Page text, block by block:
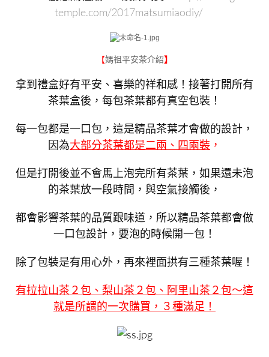
temple.com/2017matsumiaodiy/
【媽祖平安茶介紹】
拿到禮盒好有平安、喜樂的祥和感！接著打開所有
茶葉盒後，每包茶葉都有真空包裝！
每一包都是一口包，這是精品茶葉才會做的設計，
因為大部分茶葉都是二兩、四兩裝 ，
但是打開後並不會馬上泡完所有茶葉，如果還未泡
的茶葉放一段時間，與空氣接觸後，
都會影響茶葉的品質跟味道，所以精品茶葉都會做
一口包設計，要泡的時候開一包！
除了包裝是有用心外，再來裡面拱有三種茶葉喔！
有拉拉山茶２包、梨山茶２包、阿里山茶２包～這
就是所謂的一次購買，３種滿足 ！